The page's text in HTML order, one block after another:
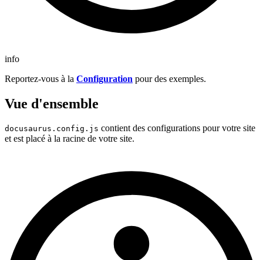
info
Reportez-vous à la Configuration pour des exemples.
Vue d'ensemble
docusaurus.config.js contient des configurations pour votre site
et est placé à la racine de votre site.